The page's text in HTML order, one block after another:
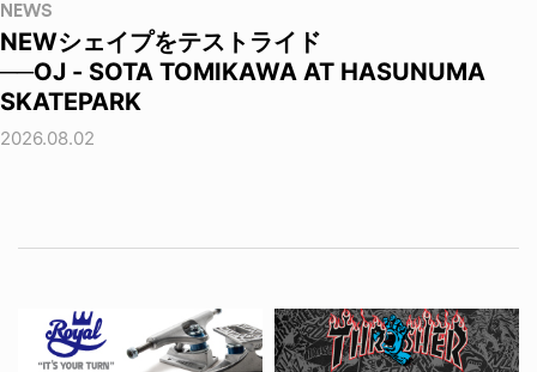
NEWS
NEWシェイプをテストライド
──OJ - SOTA TOMIKAWA AT HASUNUMA
SKATEPARK
2026.08.02